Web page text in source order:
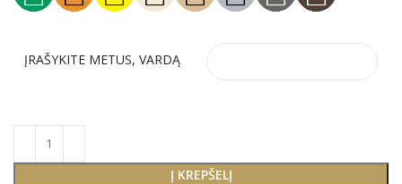
ĮRAŠYKITE METUS, VARDĄ
Į KREPŠELĮ